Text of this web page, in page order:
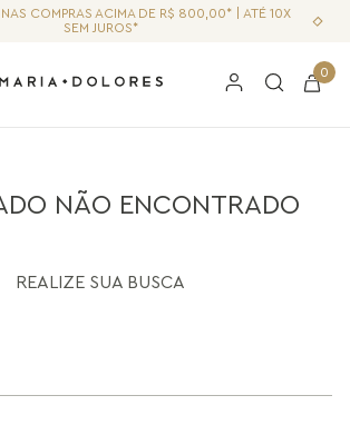
NAS COMPRAS ACIMA DE R$ 800,00* | ATÉ 10X
SEM JUROS*
0
NÃO ENCONTRADO
REALIZE SUA BUSCA